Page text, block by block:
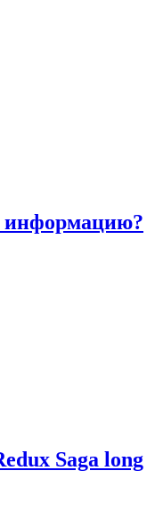
информацию?
Saga long